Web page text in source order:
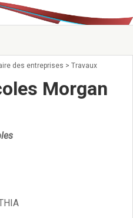
des entreprises > Travaux
Morgan